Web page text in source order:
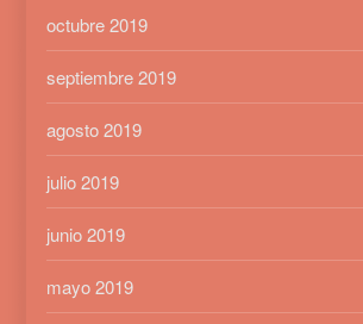
octubre 2019
septiembre 2019
agosto 2019
julio 2019
junio 2019
mayo 2019